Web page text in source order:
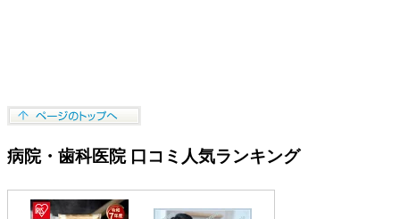
病院・歯科医院 口コミ人気ランキング